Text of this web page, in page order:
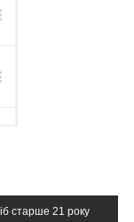
старше 21 року